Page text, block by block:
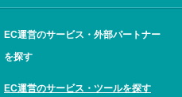
EC運営のサービス・外部パートナー
を探す
EC運営のサービス・ツールを探す